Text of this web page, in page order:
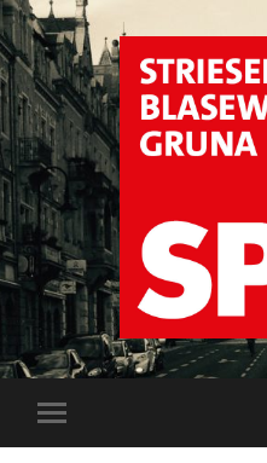
Mobile-
Menü